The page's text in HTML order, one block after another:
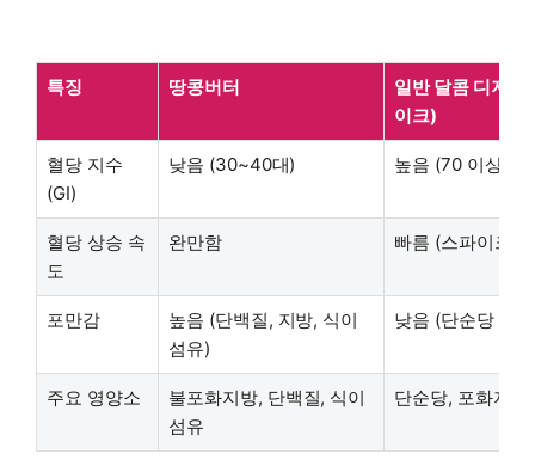
특징 땅콩버터
일반 달콤 디저트
이크)
혈당 지수
(GI)
낮음 (30~40대) 높음 (70 이상)
혈당 상승 속
도
완만함 빠름 (스파이크)
포만감
높음 (단백질, 지방, 식이
섬유)
낮음 (단순당 위
주요 영양소
불포화지방, 단백질, 식이
섬유
단순당, 포화지방